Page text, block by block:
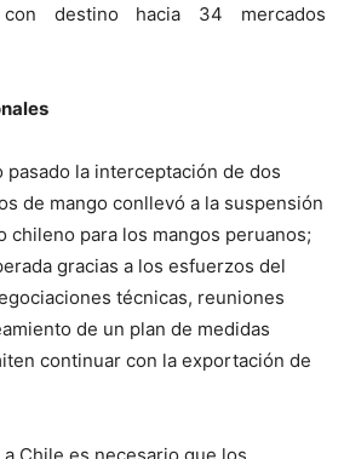
destino hacia 34 mercados
pasado la interceptación de dos
de mango conllevó a la suspensión
chileno para los mangos peruanos;
gracias a los esfuerzos del
técnicas, reuniones
de un plan de medidas
continuar con la exportación de